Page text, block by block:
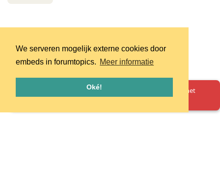
We serveren mogelijk externe cookies door
embeds in forumtopics. Meer informatie
Oké!
Oeps! Er is iets misgegaan. Herlaad de pagina en probeer het
opnieuw.